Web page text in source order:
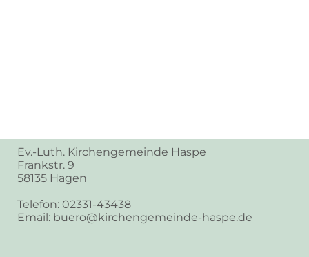
Ev.-Luth. Kirchengemeinde Haspe
Frankstr. 9
58135 Hagen
Telefon: 02331-43438
Email: buero@kirchengemeinde-haspe.de